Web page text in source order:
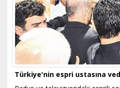
Türkiye'nin espri ustasına